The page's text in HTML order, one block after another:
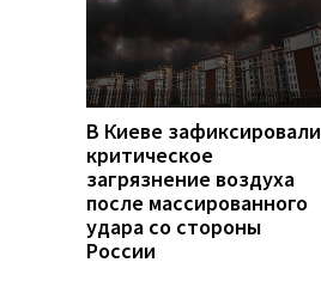
В Киеве зафиксировали
критическое
загрязнение воздуха
после массированного
удара со стороны
России